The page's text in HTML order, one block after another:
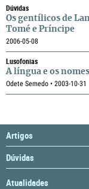
Dúvidas
Os gentílicos de
Tomé e Príncipe
2006-05-08
Lusofonias
A língua e os
Odete Semedo • 2003-10-31
Artigos
Dúvidas
Atualidades